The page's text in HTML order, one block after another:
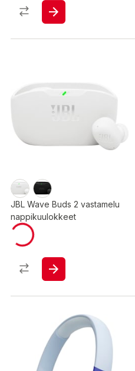
JBL Wave Buds 2 vastamelu
nappikuulokkeet